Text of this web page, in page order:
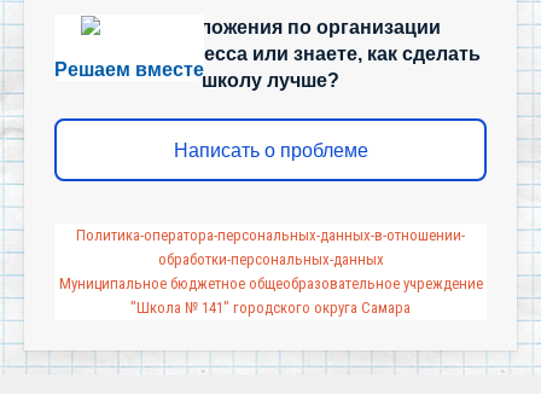
Решаем вместе
Есть предложения по организации
учебного процесса или знаете, как сделать
школу лучше?
Написать о проблеме
Политика-оператора-персональных-данных-в-отношении-
обработки-персональных-данных
Муниципальное бюджетное общеобразовательное учреждение
"Школа № 141" городского округа Самара